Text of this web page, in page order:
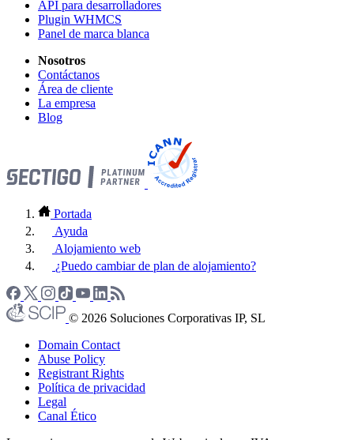
API para desarrolladores
Plugin WHMCS
Panel de marca blanca
Nosotros
Contáctanos
Área de cliente
La empresa
Blog
Portada
Ayuda
Alojamiento web
¿Puedo cambiar de plan de alojamiento?
© 2026 Soluciones Corporativas IP, SL
Domain Contact
Abuse Policy
Registrant Rights
Política de privacidad
Legal
Canal Ético